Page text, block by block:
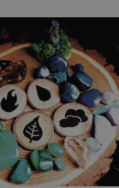
nátlak. Syn